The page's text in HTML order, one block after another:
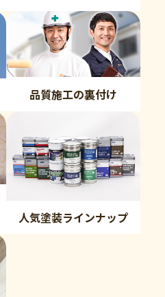
品質施工の裏付け
人気塗装ラインナップ